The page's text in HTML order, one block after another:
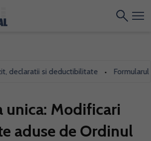
si deductibilitate • Formularul
unica: Modificari
aduse de Ordinul